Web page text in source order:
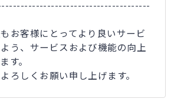
お客様にとってより良いサービ
う、サービスおよび機能の向上
す。
ろしくお願い申し上げます。